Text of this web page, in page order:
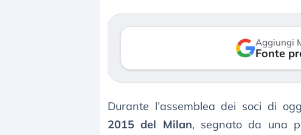
Aggiungi
Fonte
Durante l’assemblea dei soci di
2015 del Milan, segnato da una
mostrando segni di stanchezza
Kospi, mentre
30 luglio 2026